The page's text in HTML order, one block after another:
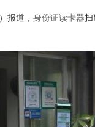
报道， 身份证读卡器扫